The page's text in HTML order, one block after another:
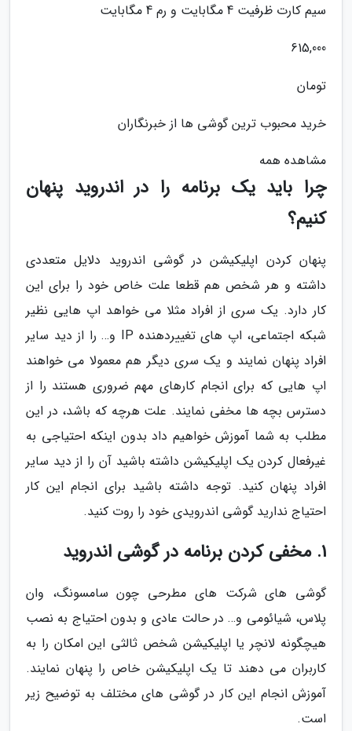
سیم کارت ظرفیت 4 مگابایت و رم 4 مگابایت
615,000
تومان
خرید محبوب ترین گوشی ها از خبرنگاران
مشاهده همه
چرا باید یک برنامه را در اندروید پنهان
کنیم؟
پنهان کردن اپلیکیشن در گوشی اندروید دلایل متعددی
داشته و هر شخص هم قطعا علت خاص خود را برای این
کار دارد. یک سری از افراد مثلا می خواهد اپ هایی نظیر
شبکه اجتماعی، اپ های تغییردهنده IP و… را از دید سایر
افراد پنهان نمایند و یک سری دیگر هم معمولا می خواهند
اپ هایی که برای انجام کارهای مهم ضروری هستند را از
دسترس بچه ها مخفی نمایند. علت هرچه که باشد، در این
مطلب به شما آموزش خواهیم داد بدون اینکه احتیاجی به
غیرفعال کردن یک اپلیکیشن داشته باشید آن را از دید سایر
افراد پنهان کنید. توجه داشته باشید برای انجام این کار
احتیاج ندارید گوشی اندرویدی خود را روت کنید.
1. مخفی کردن برنامه در گوشی اندروید
گوشی های شرکت های مطرحی چون سامسونگ، وان
پلاس، شیائومی و… در حالت عادی و بدون احتیاج به نصب
هیچگونه لانچر یا اپلیکیشن شخص ثالثی این امکان را به
کاربران می دهند تا یک اپلیکیشن خاص را پنهان نمایند.
آموزش انجام این کار در گوشی های مختلف به توضیح زیر
است.